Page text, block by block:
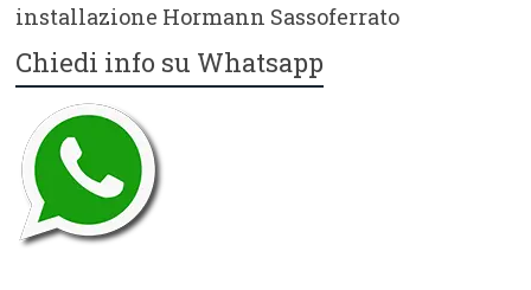
installazione Hormann Sassoferrato
Chiedi info su Whatsapp